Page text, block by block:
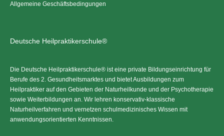
Allgemeine Geschäftsbedingungen
Deutsche Heilpraktikerschule®
Die Deutsche Heilpraktikerschule® ist eine private Bildungseinrichtung für
Berufe des 2. Gesundheitsmarktes und bietet Ausbildungen zum
Heilpraktiker auf den Gebieten der Naturheilkunde und der Psychotherapie
sowie Weiterbildungen an. Wir lehren konservativ-klassische
Naturheilverfahren und vernetzen schulmedizinisches Wissen mit
anwendungsorientierten Kenntnissen.